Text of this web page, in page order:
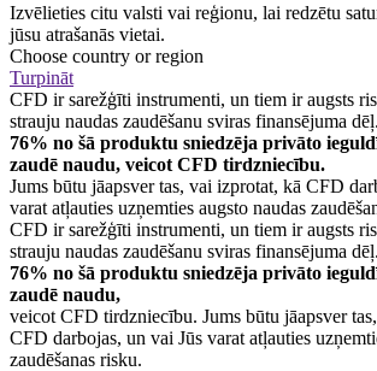
Izvēlieties citu valsti vai reģionu, lai redzētu
jūsu atrašanās vietai.
Choose country or region
Turpināt
CFD ir sarežģīti instrumenti, un tiem ir augsts
strauju naudas zaudēšanu sviras finansējuma dēļ.
76% no šā produktu sniedzēja privāto
zaudē naudu, veicot CFD tirdzniecību.
Jums būtu jāapsver tas, vai izprotat, kā CFD
varat atļauties uzņemties augsto naudas
CFD ir sarežģīti instrumenti, un tiem ir augsts
strauju naudas zaudēšanu sviras finansējuma dēļ.
76% no šā produktu sniedzēja privāto
zaudē naudu,
veicot CFD tirdzniecību. Jums būtu jāapsver
CFD darbojas, un vai Jūs varat atļauties
zaudēšanas risku.